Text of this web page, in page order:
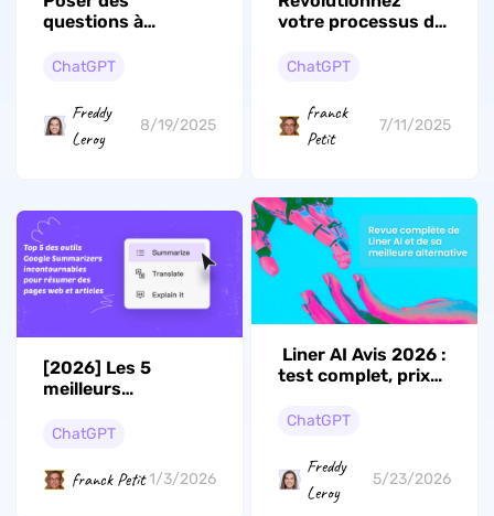
questions à
artificielle : 30
ChatGPT
Freddy
Leroy
8/19/2025
votre processus de
d'IA pour la
ChatGPT
franck
Petit
7/11/2025
[2026] Les 5
meilleurs
Google à ne pas
ChatGPT
franck Petit 1/3/2026
Liner AI Avis 2026 :
test complet, prix
alternative gratuite
ChatGPT
Freddy
Leroy
5/23/2026